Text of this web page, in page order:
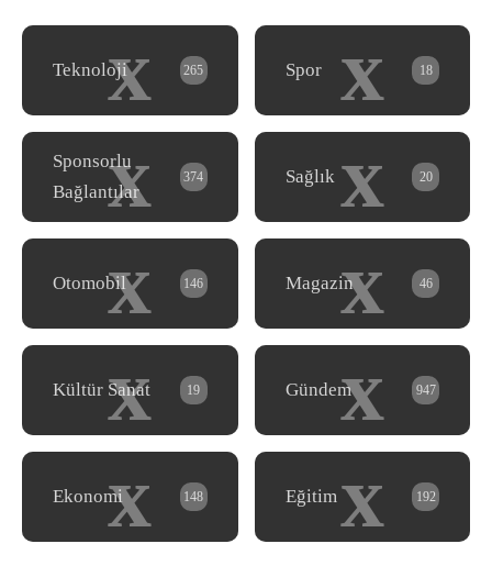
x
Teknoloji 265 x
Spor 18
x
Sponsorlu
Bağlantılar
374 x
Sağlık 20
x
Otomobil 146 x
Magazin 46
x
Kültür Sanat 19 x
Gündem 947
x
Ekonomi 148 x
Eğitim 192